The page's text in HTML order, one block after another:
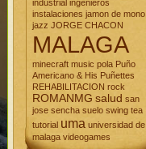
industrial ingenieros
instalaciones jamon de mono
jazz JORGE CHACON
MALAGA
minecraft music pola Puño
Americano & His Puñettes
REHABILITACION rock
ROMANMG salud san
jose sencha suelo swing tea
tutorial uma universidad de
malaga videogames